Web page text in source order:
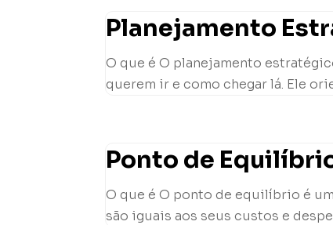
Planejamento
O que é O planejamento
querem ir e como chegar lá. Ele
Ponto de
O que é O ponto de equilíbrio é
são iguais aos seus custos e